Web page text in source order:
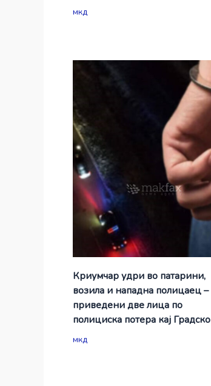
мкд
Криумчар удри во патарини,
возила и нападна полицаец –
приведени две лица по
полициска потера кај Градско
мкд